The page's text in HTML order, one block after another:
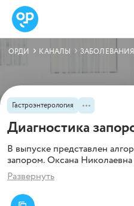
ОРДИ КАНАЛЫ
Гастроэнтерология
Диагностика
В выпуске представлен
запором. Оксана
практикующих врачей также
пациенту необходимо
исследования.
Развернуть